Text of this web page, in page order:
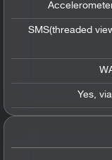
SMS(threaded
Yes,